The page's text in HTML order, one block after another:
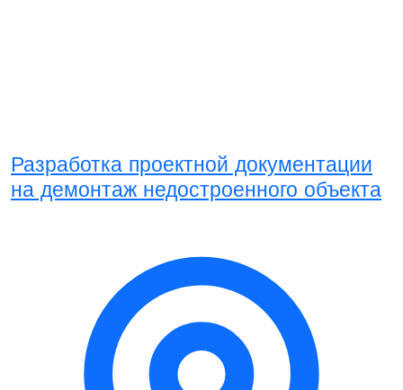
Разработка проектной документации
на демонтаж недостроенного объекта